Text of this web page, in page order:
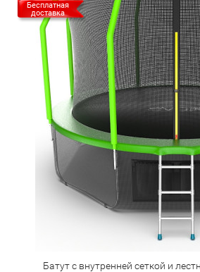
Бесплатная
доставка
Батут с внутренней сеткой и